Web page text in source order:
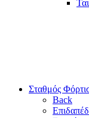
Σταθμός
Back